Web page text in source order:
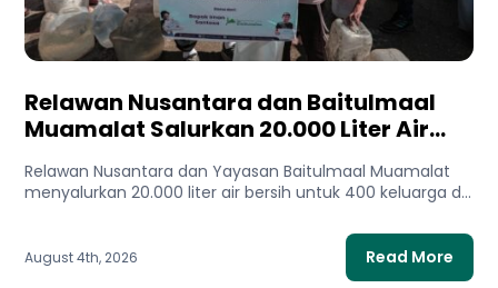
Relawan Nusantara dan Baitulmaal
Muamalat Salurkan 20.000 Liter Air
Relawan Nusantara dan Yayasan Baitulmaal Muamalat
menyalurkan 20.000 liter air bersih untuk 400 keluarga di
August 4th, 2026 Read More